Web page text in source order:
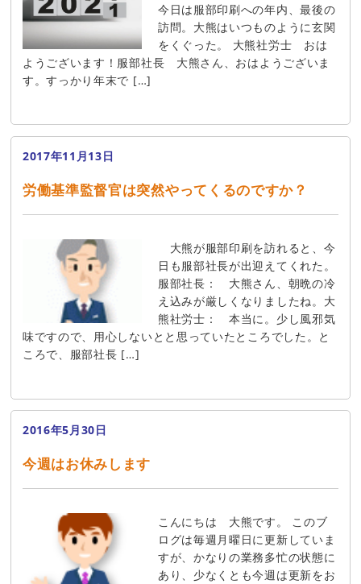
今日は服部印刷への年内、最後の
訪問。大熊はいつものように玄関
をくぐった。 大熊社労士 おは
ようございます！服部社長 大熊さん、おはようございま
す。すっかり年末で […]
2017年11月13日
労働基準監督官は突然やってくるのですか？
大熊が服部印刷を訪れると、今
日も服部社長が出迎えてくれた。
服部社長： 大熊さん、朝晩の冷
え込みが厳しくなりましたね。大
熊社労士： 本当に。少し風邪気
味ですので、用心しないとと思っていたところでした。と
ころで、服部社長 […]
2016年5月30日
今週はお休みします
こんにちは 大熊です。 このブ
ログは毎週月曜日に更新していま
すが、かなりの業務多忙の状態に
あり、少なくとも今週は更新をお